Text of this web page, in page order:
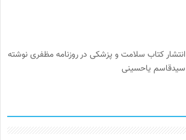
انتشار کتاب سلامت و پزشکی در روزنامه مظفری نوشته
سیدقاسم یاحسینی